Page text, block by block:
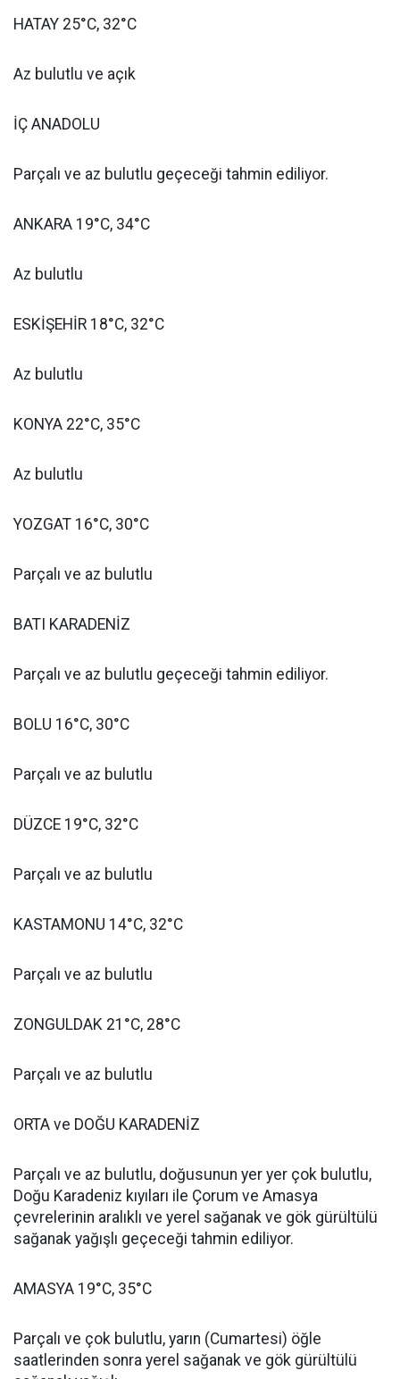
HATAY 25°C, 32°C
Az bulutlu ve açık
İÇ ANADOLU
Parçalı ve az bulutlu geçeceği tahmin ediliyor.
ANKARA 19°C, 34°C
Az bulutlu
ESKİŞEHİR 18°C, 32°C
Az bulutlu
KONYA 22°C, 35°C
Az bulutlu
YOZGAT 16°C, 30°C
Parçalı ve az bulutlu
BATI KARADENİZ
Parçalı ve az bulutlu geçeceği tahmin ediliyor.
BOLU 16°C, 30°C
Parçalı ve az bulutlu
DÜZCE 19°C, 32°C
Parçalı ve az bulutlu
KASTAMONU 14°C, 32°C
Parçalı ve az bulutlu
ZONGULDAK 21°C, 28°C
Parçalı ve az bulutlu
ORTA ve DOĞU KARADENİZ
Parçalı ve az bulutlu, doğusunun yer yer çok bulutlu,
Doğu Karadeniz kıyıları ile Çorum ve Amasya
çevrelerinin aralıklı ve yerel sağanak ve gök gürültülü
sağanak yağışlı geçeceği tahmin ediliyor.
AMASYA 19°C, 35°C
Parçalı ve çok bulutlu, yarın (Cumartesi) öğle
saatlerinden sonra yerel sağanak ve gök gürültülü